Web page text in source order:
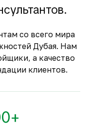
на эскроу-счёт.
с него деньги
в
со всего мира
Дубая. Нам
а качество
клиентов.